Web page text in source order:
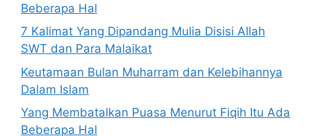
Beberapa Hal
7 Kalimat Yang Dipandang Mulia Disisi Allah
SWT dan Para Malaikat
Keutamaan Bulan Muharram dan Kelebihannya
Dalam Islam
Yang Membatalkan Puasa Menurut Fiqih Itu Ada
Beberapa Hal